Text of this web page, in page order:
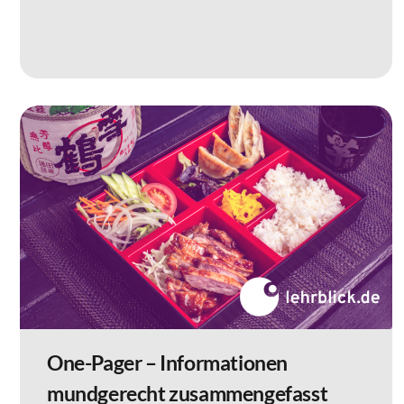
One-Pager – Informationen
mundgerecht zusammengefasst